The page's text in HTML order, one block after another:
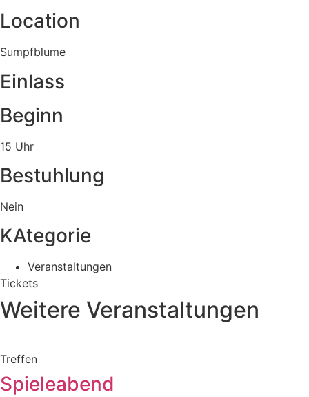
Location
Sumpfblume
Einlass
Beginn
15 Uhr
Bestuhlung
Nein
KAtegorie
Veranstaltungen
Tickets
Weitere Veranstaltungen
Treffen
Spieleabend